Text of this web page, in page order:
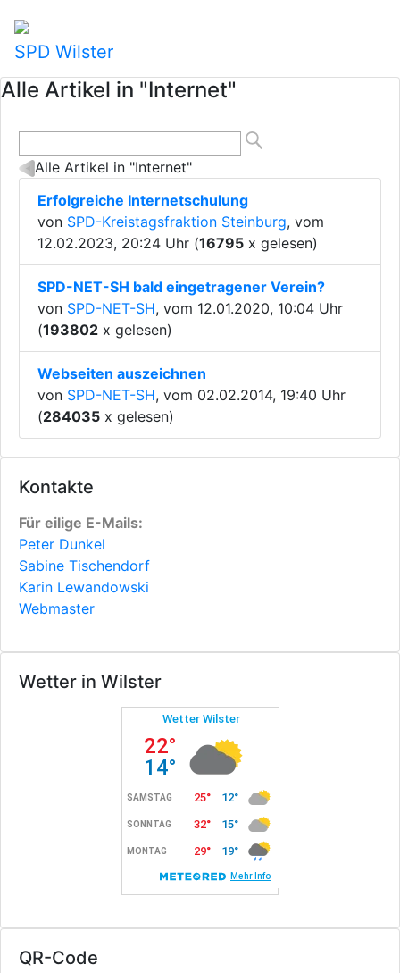
SPD Wilster
Kontakte
Für eilige E-Mails:
Peter Dunkel
Sabine Tischendorf
Karin Lewandowski
Webmaster
Wetter in Wilster
QR-Code
Alle Artikel in "Internet"
Alle Artikel in "Internet"
Erfolgreiche Internetschulung
von SPD-Kreistagsfraktion Steinburg, vom
12.02.2023, 20:24 Uhr (16795 x gelesen)
SPD-NET-SH bald eingetragener Verein?
von SPD-NET-SH, vom 12.01.2020, 10:04 Uhr
(193802 x gelesen)
Webseiten auszeichnen
von SPD-NET-SH, vom 02.02.2014, 19:40 Uhr
(284035 x gelesen)